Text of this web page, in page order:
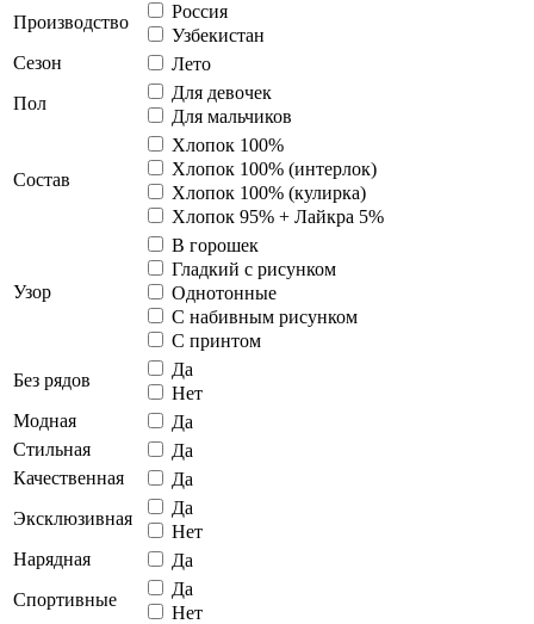
Производство
Россия
Узбекистан
Сезон
Лето
Пол
Для девочек
Для мальчиков
Состав
Хлопок 100%
Хлопок 100% (интерлок)
Хлопок 100% (кулирка)
Хлопок 95% + Лайкра 5%
Узор
В горошек
Гладкий с рисунком
Однотонные
С набивным рисунком
С принтом
Без рядов
Да
Нет
Модная
Да
Стильная
Да
Качественная
Да
Эксклюзивная
Да
Нет
Нарядная
Да
Спортивные
Да
Нет